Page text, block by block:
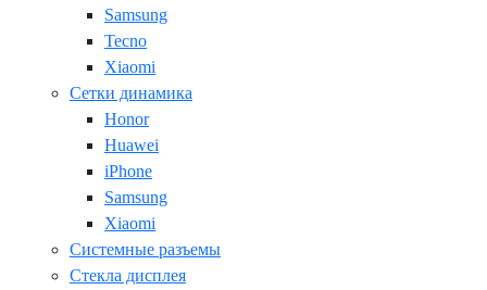
Samsung
Tecno
Xiaomi
Сетки динамика
Honor
Huawei
iPhone
Samsung
Xiaomi
Системные разъемы
Стекла дисплея